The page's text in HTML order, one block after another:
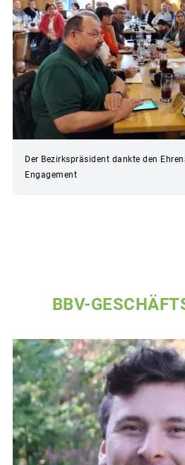
Der Bezirkspräsident dankte den
Engagement
BBV-